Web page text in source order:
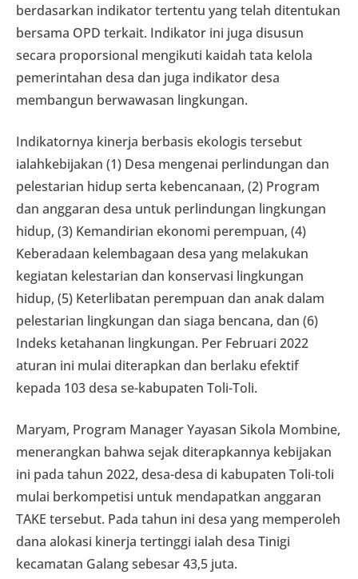
berdasarkan indikator tertentu yang telah ditentukan
bersama OPD terkait. Indikator ini juga disusun
secara proporsional mengikuti kaidah tata kelola
pemerintahan desa dan juga indikator desa
membangun berwawasan lingkungan.
Indikatornya kinerja berbasis ekologis tersebut
ialahkebijakan (1) Desa mengenai perlindungan dan
pelestarian hidup serta kebencanaan, (2) Program
dan anggaran desa untuk perlindungan lingkungan
hidup, (3) Kemandirian ekonomi perempuan, (4)
Keberadaan kelembagaan desa yang melakukan
kegiatan kelestarian dan konservasi lingkungan
hidup, (5) Keterlibatan perempuan dan anak dalam
pelestarian lingkungan dan siaga bencana, dan (6)
Indeks ketahanan lingkungan. Per Februari 2022
aturan ini mulai diterapkan dan berlaku efektif
kepada 103 desa se-kabupaten Toli-Toli.
Maryam, Program Manager Yayasan Sikola Mombine,
menerangkan bahwa sejak diterapkannya kebijakan
ini pada tahun 2022, desa-desa di kabupaten Toli-toli
mulai berkompetisi untuk mendapatkan anggaran
TAKE tersebut. Pada tahun ini desa yang memperoleh
dana alokasi kinerja tertinggi ialah desa Tinigi
kecamatan Galang sebesar 43,5 juta.